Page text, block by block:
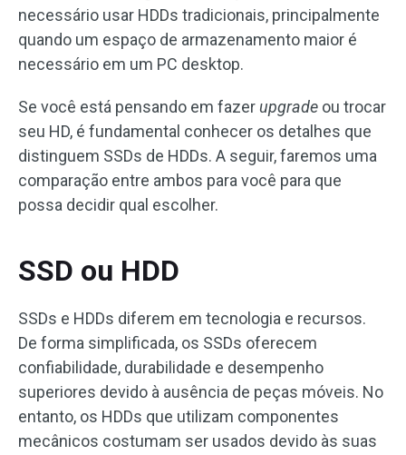
necessário usar HDDs tradicionais, principalmente
quando um espaço de armazenamento maior é
necessário em um PC desktop.
Se você está pensando em fazer upgrade ou trocar
seu HD, é fundamental conhecer os detalhes que
distinguem SSDs de HDDs. A seguir, faremos uma
comparação entre ambos para você para que
possa decidir qual escolher.
SSD ou HDD
SSDs e HDDs diferem em tecnologia e recursos.
De forma simplificada, os SSDs oferecem
confiabilidade, durabilidade e desempenho
superiores devido à ausência de peças móveis. No
entanto, os HDDs que utilizam componentes
mecânicos costumam ser usados devido às suas